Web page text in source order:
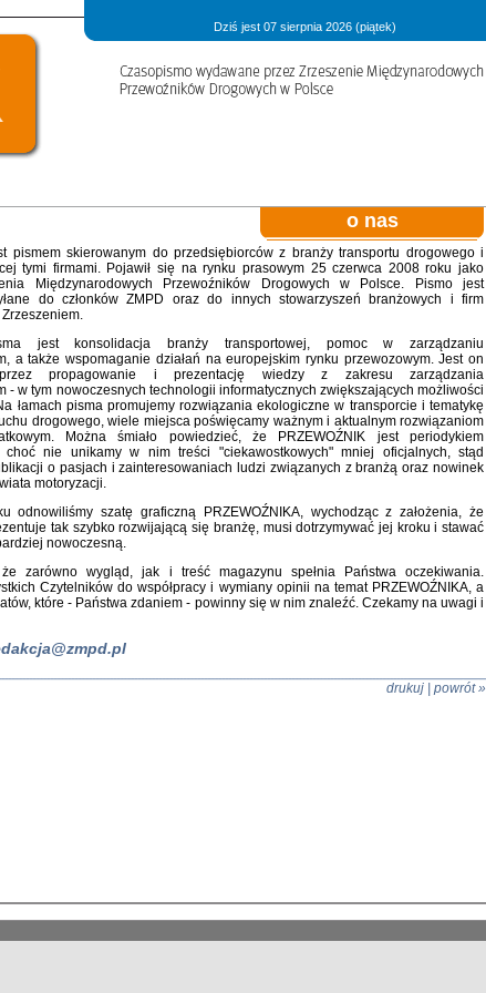
Dziś jest 07 sierpnia 2026 (piątek)
o nas
pismem skierowanym do przedsiębiorców z branży transportu drogowego i
tymi firmami. Pojawił się na rynku prasowym 25 czerwca 2008 roku jako
Międzynarodowych Przewoźników Drogowych w Polsce. Pismo jest
do członków ZMPD oraz do innych stowarzyszeń branżowych i firm
jest konsolidacja branży transportowej, pomoc w zarządzaniu
a także wspomaganie działań na europejskim rynku przewozowym. Jest on
propagowanie i prezentację wiedzy z zakresu zarządzania
- w tym nowoczesnych technologii informatycznych zwiększających możliwości
łamach pisma promujemy rozwiązania ekologiczne w transporcie i tematykę
drogowego, wiele miejsca poświęcamy ważnym i aktualnym rozwiązaniom
Można śmiało powiedzieć, że PRZEWOŹNIK jest periodykiem
choć nie unikamy w nim treści "ciekawostkowych" mniej oficjalnych, stąd
o pasjach i zainteresowaniach ludzi związanych z branżą oraz nowinek
motoryzacji.
odnowiliśmy szatę graficzną PRZEWOŹNIKA, wychodząc z założenia, że
tak szybko rozwijającą się branżę, musi dotrzymywać jej kroku i stawać
nowoczesną.
zarówno wygląd, jak i treść magazynu spełnia Państwa oczekiwania.
Czytelników do współpracy i wymiany opinii na temat PRZEWOŹNIKA, a
które - Państwa zdaniem - powinny się w nim znaleźć. Czekamy na uwagi i
drukuj powrót »